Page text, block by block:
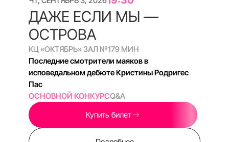
РОЖДЁННЫЕ В СССР. 35
ЛЕТ. СЕРИЯ 4
КЦ «ОКТЯБРЬ» ЗАЛ №2106 МИН
Мировая премьера: герои эпохального
проекта возвращаются на экран
СПЕЦИАЛЬНЫЕ СОБЫТИЯ